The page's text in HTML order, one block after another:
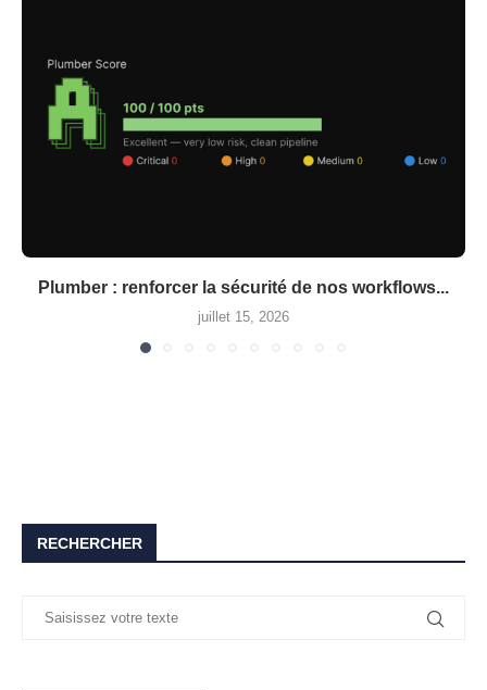
Plumber : renforcer la sécurité de nos workflows...
juillet 15, 2026
RECHERCHER